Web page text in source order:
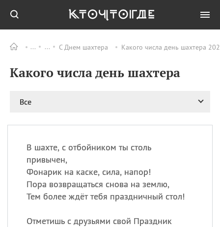
С Днем шахтера Какого числа день шахтера
Какого числа день шахтера
Все
В шахте, с отбойником ты столь
привычен,
Фонарик на каске, сила, напор!
Пора возвращаться снова на землю,
Тем более ждёт тебя праздничный стол!
Отметишь с друзьями свой Праздник
ПРАЗДНИКИ Все
11.08
Рождество святителя
Николая Чудотворца
праздник
12.08
День
Военно‑воздушных сил
(День ВВС) РФ
ИМЕНА